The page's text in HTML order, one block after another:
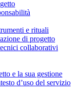
e rituali
di progetto
collaborativi
e la sua gestione
d’uso del servizio